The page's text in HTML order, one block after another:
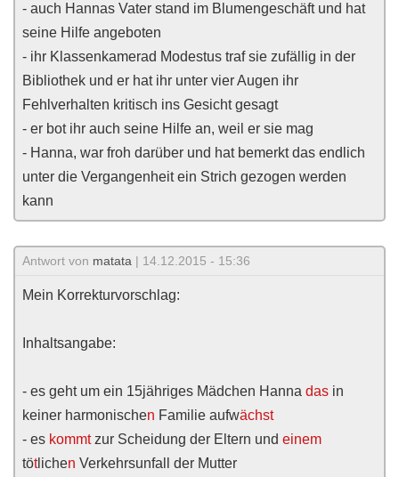
- auch Hannas Vater stand im Blumengeschäft und hat
seine Hilfe angeboten
- ihr Klassenkamerad Modestus traf sie zufällig in der
Bibliothek und er hat ihr unter vier Augen ihr
Fehlverhalten kritisch ins Gesicht gesagt
- er bot ihr auch seine Hilfe an, weil er sie mag
- Hanna, war froh darüber und hat bemerkt das endlich
unter die Vergangenheit ein Strich gezogen werden
kann
Antwort von matata | 14.12.2015 - 15:36
Mein Korrekturvorschlag:
Inhaltsangabe:
- es geht um ein 15jähriges Mädchen Hanna das in
keiner harmonischen Familie aufwächst
- es kommtzur Scheidung der Eltern und einem
tötlichen Verkehrsunfall der Mutter